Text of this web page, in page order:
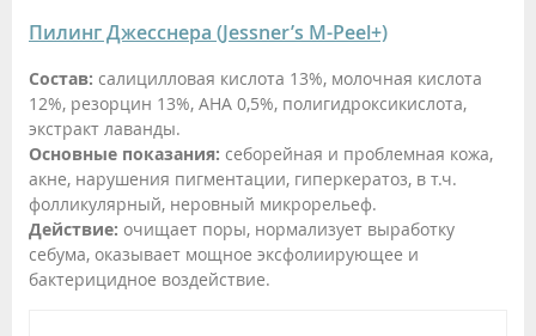
Пилинг Джесснера (Jessner’s M-Peel+)
Состав: салицилловая кислота 13%, молочная кислота
12%, резорцин 13%, АНА 0,5%, полигидроксикислота,
экстракт лаванды.
Основные показания: себорейная и проблемная кожа,
акне, нарушения пигментации, гиперкератоз, в т.ч.
фолликулярный, неровный микрорельеф.
Действие: очищает поры, нормализует выработку
себума, оказывает мощное эксфолиирующее и
бактерицидное воздействие.